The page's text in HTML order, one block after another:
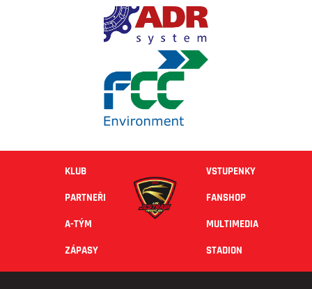
KLUB
PARTNEŘI
A-TÝM
ZÁPASY
VSTUPENKY
FANSHOP
MULTIMEDIA
STADION